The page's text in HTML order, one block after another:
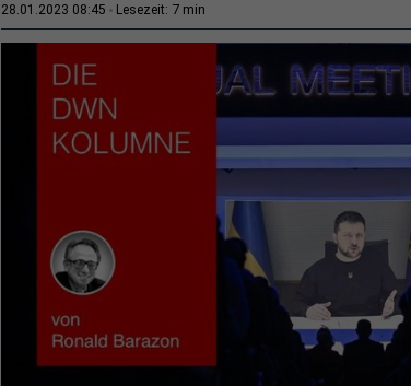
28.01.2023 08:45 Lesezeit: 7 min